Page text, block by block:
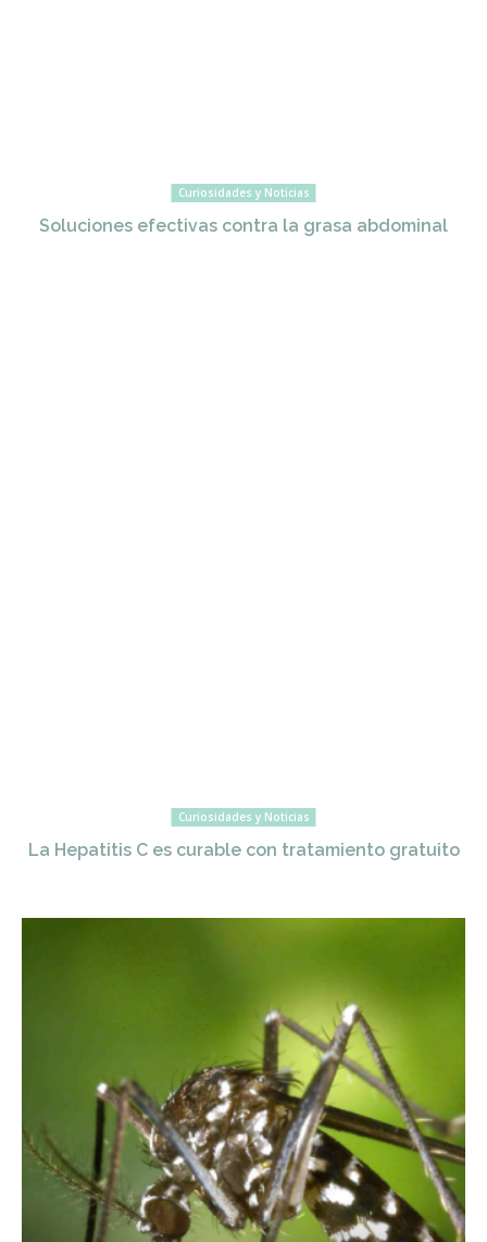
Curiosidades y Noticias
Soluciones efectivas contra la grasa abdominal
Curiosidades y Noticias
La Hepatitis C es curable con tratamiento gratuito